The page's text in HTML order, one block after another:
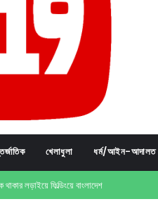
খেলাধুলা ধর্ম/আইন-আদালত
প্রতিষ্টা বার্ষিকী পালন